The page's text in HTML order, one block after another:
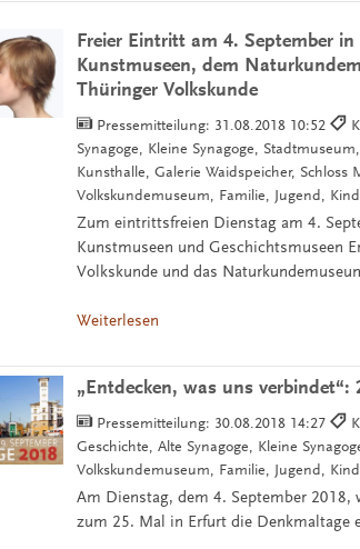
Freier Eintritt am 4. September
Kunstmuseen, dem
Thüringer Volkskunde
Pressemitteilung: 31.08.2018 10:52
Synagoge, Kleine Synagoge,
Kunsthalle, Galerie Waidspeicher,
Volkskundemuseum, Familie, Jugend,
Zum eintrittsfreien Dienstag am 4.
Kunstmuseen und Geschichtsmuseen
Volkskunde und das
Weiterlesen
„Entdecken, was uns
Pressemitteilung: 30.08.2018 14:27
Geschichte, Alte Synagoge, Kleine
Volkskundemuseum, Familie, Jugend,
Am Dienstag, dem 4. September
zum 25. Mal in Erfurt die Denkmaltage